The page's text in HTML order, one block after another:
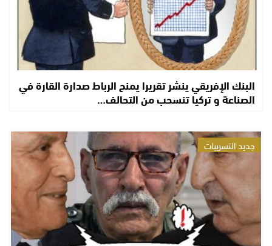
البنك الإفريقي ينشر تقريرا يمنح الرباط صدارة القارة في
الصناعة و تركيا تنسحب من التحالف…
جديد التسريبات